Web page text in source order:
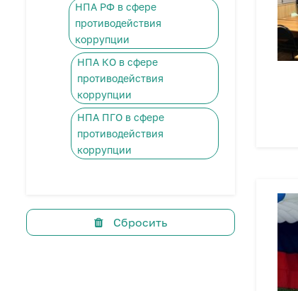
НПА РФ в сфере
противодействия
коррупции
НПА КО в сфере
противодействия
коррупции
НПА ПГО в сфере
противодействия
коррупции
Сбросить